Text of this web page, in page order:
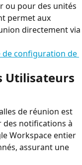
ou pour des unités
permet aux
directement via
de configuration de
Utilisateurs
de réunion est
notifications à
Workspace entier
assurant une